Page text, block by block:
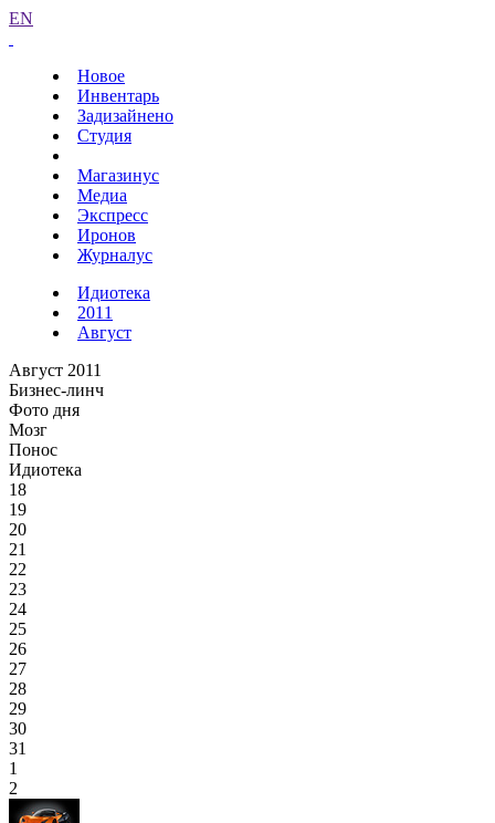
EN
Новое
Инвентарь
Задизайнено
Студия
Магазинус
Медиа
Экспресс
Иронов
Журналус
Идиотека
2011
Август
Август 2011
Бизнес-линч
Фото дня
Мозг
Понос
Идиотека
18
19
20
21
22
23
24
25
26
27
28
29
30
31
1
2